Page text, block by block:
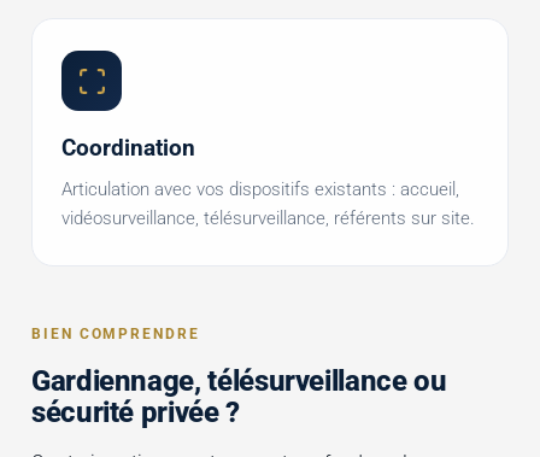
Coordination
Articulation avec vos dispositifs existants : accueil,
vidéosurveillance, télésurveillance, référents sur site.
BIEN COMPRENDRE
Gardiennage, télésurveillance ou
sécurité privée ?